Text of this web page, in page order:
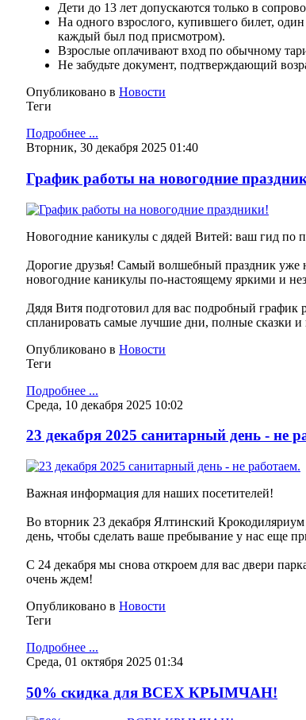
Дети до 13 лет допускаются только в
На одного взрослого, купившего билет,
каждый был под присмотром).
Взрослые оплачивают вход по обычному
Не забудьте документ, подтверждающий
Опубликовано в Новости
Теги
Подробнее ...
Вторник, 30 декабря 2025 01:40
График работы на новогодние
Новогодние каникулы с дядей Витей: ваш гид по
Дорогие друзья! Самый волшебный праздник уже
новогодние каникулы по-настоящему яркими и
Дядя Витя подготовил для вас подробный график
спланировать самые лучшие дни, полные сказки и
Опубликовано в Новости
Теги
Подробнее ...
Среда, 10 декабря 2025 10:02
23 декабря 2025 санитарный день - не
Важная информация для наших посетителей!
Во вторник 23 декабря Ялтинский
день, чтобы сделать ваше пребывание у нас еще
С 24 декабря мы снова откроем для вас двери
очень ждем!
Опубликовано в Новости
Теги
Подробнее ...
Среда, 01 октября 2025 01:34
50% скидка для ВСЕХ КРЫМЧАН!